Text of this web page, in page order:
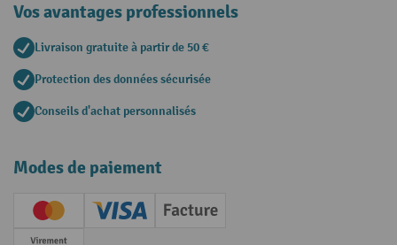
Vos avantages professionnels
Livraison gratuite à partir de 50 €
Protection des données sécurisée
Conseils d'achat personnalisés
Modes de paiement
Creditcard (Master)Creditcard (Visa)
Facture